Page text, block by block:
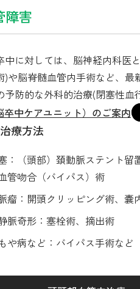
障害
中に対しては、脳神経内科医
)や脳脊髄血管内手術など、
予防的な外科的治療(閉塞性血
卒中ケアユニット）のご案内
療方法
：（頭部）頚動脈ステント
管吻合（バイパス）術
瘤：開頭クリッピング術、嚢
脈奇形：塞栓術、摘出術
や病など：バイパス手術など